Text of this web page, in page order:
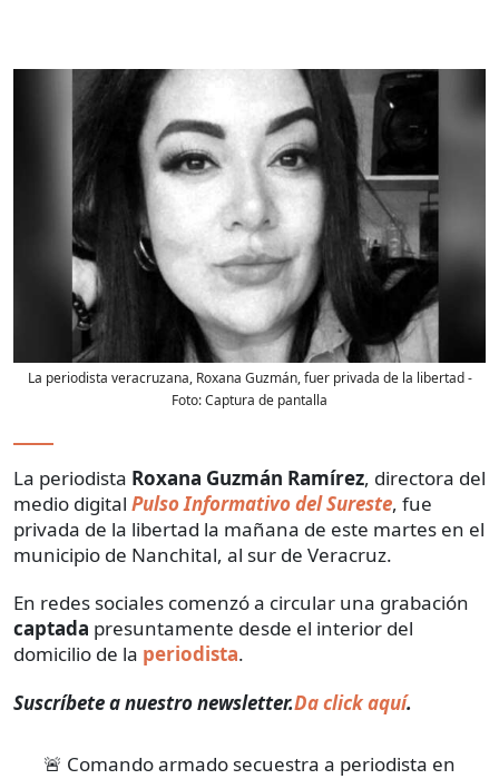
La periodista veracruzana, Roxana Guzmán, fuer privada de la libertad-
Foto:Captura de pantalla
La periodista Roxana Guzmán Ramírez, directora del
medio digital Pulso Informativo del Sureste, fue
privada de la libertad la mañana de este martes en el
municipio de Nanchital, al sur de Veracruz.
En redes sociales comenzó a circular una grabación
captada presuntamente desde el interior del
domicilio de la periodista.
Suscríbete a nuestro newsletter.Da click aquí.
🚨 Comando armado secuestra a periodista en